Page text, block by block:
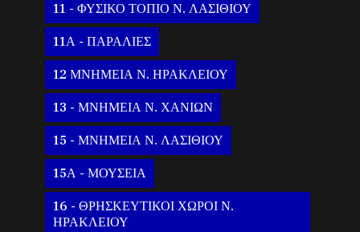
11 - ΦΥΣΙΚΟ ΤΟΠΙΟ Ν. ΛΑΣΙΘΙΟΥ
11Α - ΠΑΡΑΛΙΕΣ
12 ΜΝΗΜΕΙΑ Ν. ΗΡΑΚΛΕΙΟΥ
13 - ΜΝΗΜΕΙΑ Ν. ΧΑΝΙΩΝ
15 - ΜΝΗΜΕΙΑ Ν. ΛΑΣΙΘΙΟΥ
15Α - ΜΟΥΣΕΙΑ
16 - ΘΡΗΣΚΕΥΤΙΚΟΙ ΧΩΡΟΙ Ν.
ΗΡΑΚΛΕΙΟΥ